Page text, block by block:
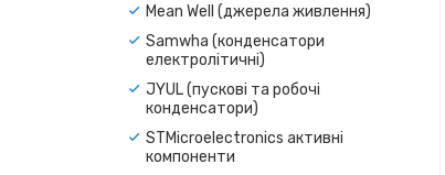
Mean Well (джерела живлення)
Samwha (конденсатори
електролітичні)
JYUL (пускові та робочі
конденсатори)
STMicroelectronics активні
компоненти